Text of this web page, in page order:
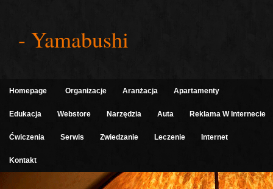
- Yamabushi
Homepage Organizacje Aranżacja Apartamenty
Edukacja Webstore Narzędzia Auta Reklama W Internecie
Ćwiczenia Serwis Zwiedzanie Leczenie Internet
Kontakt